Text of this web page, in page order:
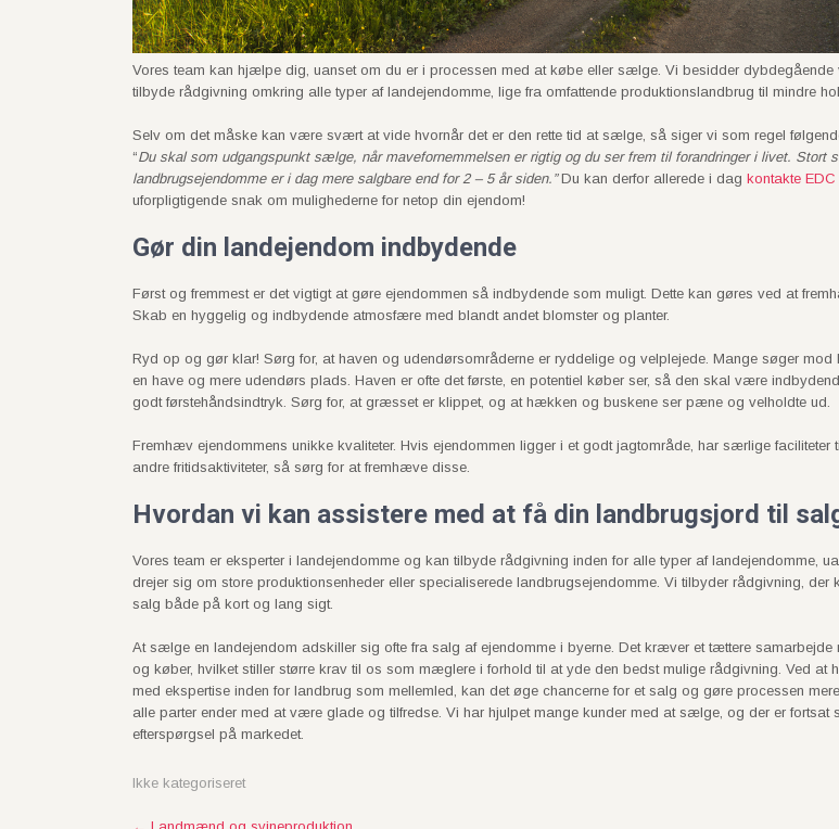
Vores team kan hjælpe dig, uanset om du er i processen med at købe eller sælge. Vi besidder dybdegående
tilbyde rådgivning omkring alle typer af landejendomme, lige fra omfattende produktionslandbrug til mindre
Selv om det måske kan være svært at vide hvornår det er den rette tid at sælge, så siger vi som regel
“Du skal som udgangspunkt sælge, når mavefornemmelsen er rigtig og du ser frem til forandringer i livet. Stort
landbrugsejendomme er i dag mere salgbare end for 2 – 5 år siden.”Du kan derfor allerede i dag kontakte EDC
uforpligtigende snak om mulighederne for netop din ejendom!
Gør din landejendom indbydende
Først og fremmest er det vigtigt at gøre ejendommen så indbydende som muligt. Dette kan gøres ved at
Skab en hyggelig og indbydende atmosfære med blandt andet blomster og planter.
Ryd op og gør klar! Sørg for, at haven og udendørsområderne er ryddelige og velplejede. Mange søger mod
en have og mere udendørs plads. Haven er ofte det første, en potentiel køber ser, så den skal være
godt førstehåndsindtryk. Sørg for, at græsset er klippet, og at hækken og buskene ser pæne og velholdte ud.
Fremhæv ejendommens unikke kvaliteter. Hvis ejendommen ligger i et godt jagtområde, har særlige faciliteter
andre fritidsaktiviteter, så sørg for at fremhæve disse.
Hvordan vi kan assistere med at få din landbrugsjord til
Vores team er eksperter i landejendomme og kan tilbyde rådgivning inden for alle typer af landejendomme,
drejer sig om store produktionsenheder eller specialiserede landbrugsejendomme. Vi tilbyder rådgivning, der
salg både på kort og lang sigt.
At sælge en landejendom adskiller sig ofte fra salg af ejendomme i byerne. Det kræver et tættere
og køber, hvilket stiller større krav til os som mæglere i forhold til at yde den bedst mulige rådgivning. Ved at
med ekspertise inden for landbrug som mellemled, kan det øge chancerne for et salg og gøre processen
alle parter ender med at være glade og tilfredse. Vi har hjulpet mange kunder med at sælge, og der er fortsat
efterspørgsel på markedet.
Ikke kategoriseret